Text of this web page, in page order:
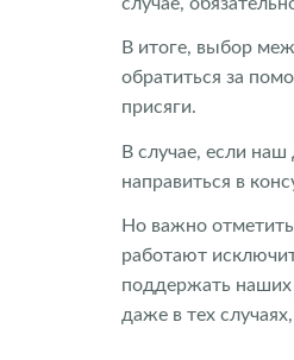
В итоге, выбор
обратиться за
присяги.
В случае, если
направиться в
Но важно
работают
поддержать наших
даже в тех